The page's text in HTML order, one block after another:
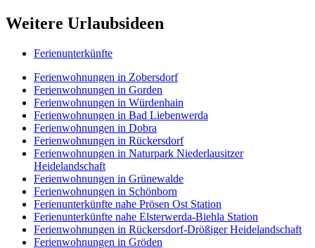
Weitere Urlaubsideen
Ferienunterkünfte
Ferienwohnungen in Zobersdorf
Ferienwohnungen in Gorden
Ferienwohnungen in Würdenhain
Ferienwohnungen in Bad Liebenwerda
Ferienwohnungen in Dobra
Ferienwohnungen in Rückersdorf
Ferienwohnungen in Naturpark Niederlausitzer
Heidelandschaft
Ferienwohnungen in Grünewalde
Ferienwohnungen in Schönborn
Ferienunterkünfte nahe Prösen Ost Station
Ferienunterkünfte nahe Elsterwerda-Biehla Station
Ferienwohnungen in Rückersdorf-Drößiger Heidelandschaft
Ferienwohnungen in Gröden